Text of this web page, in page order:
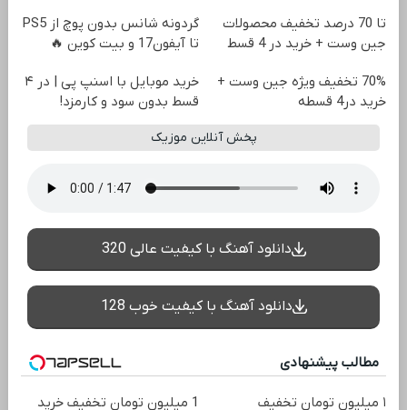
تا 70 درصد تخفیف محصولات
جین وست + خرید در 4 قسط
گردونه شانس بدون پوچ از PS5
تا آیفون17 و بیت کوین 🔥
70% تخفیف ویژه جین وست +
خرید در4 قسطه
خرید موبایل با اسنپ پی | در ۴
قسط بدون سود و کارمزد!
پخش آنلاین موزیک
دانلود آهنگ با کیفیت عالی 320
دانلود آهنگ با کیفیت خوب 128
مطالب پیشنهادی
۱ میلیون تومان تخفیف
1 میلیون تومان تخفیف خرید